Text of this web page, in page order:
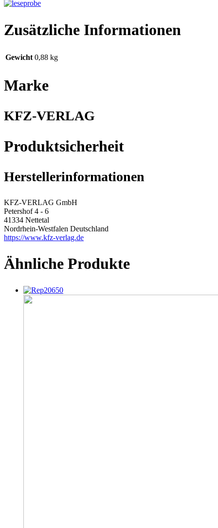
Zusätzliche Informationen
Gewicht 0,88 kg
Marke
KFZ-VERLAG
Produktsicherheit
Herstellerinformationen
KFZ-VERLAG GmbH
Petershof 4 - 6
41334 Nettetal
Nordrhein-Westfalen Deutschland
https://www.kfz-verlag.de
Ähnliche Produkte